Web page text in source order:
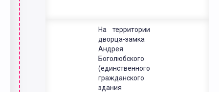
На территории
дворца-замка
Андрея
Боголюбского
(единственного
гражданского
здания